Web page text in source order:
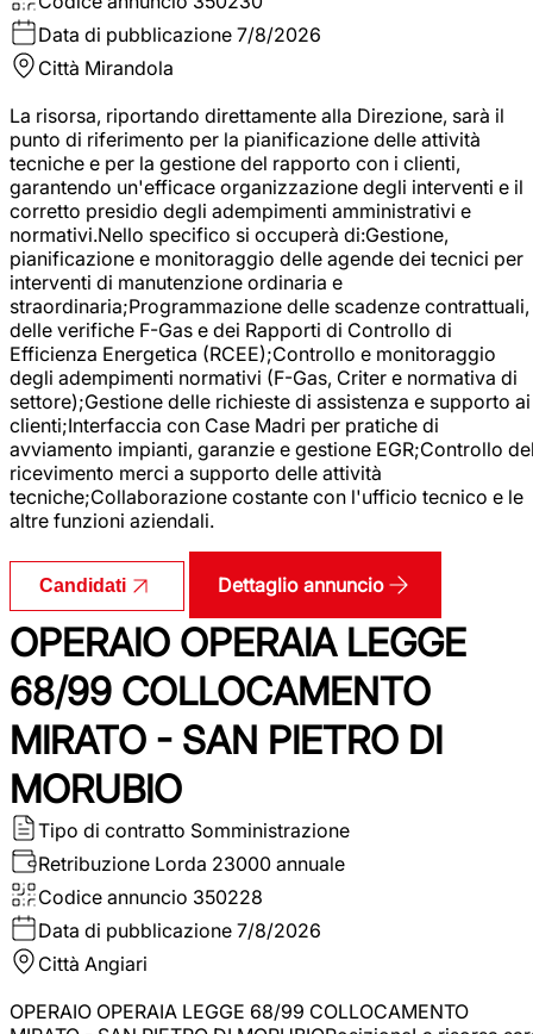
Data di pubblicazione 7/8/2026
Città Mirandola
La risorsa, riportando direttamente alla Direzione, sarà il
punto di riferimento per la pianificazione delle attività
tecniche e per la gestione del rapporto con i clienti,
garantendo un'efficace organizzazione degli interventi e il
corretto presidio degli adempimenti amministrativi e
normativi.Nello specifico si occuperà di:Gestione,
pianificazione e monitoraggio delle agende dei tecnici per
interventi di manutenzione ordinaria e
straordinaria;Programmazione delle scadenze contrattuali,
delle verifiche F-Gas e dei Rapporti di Controllo di
Efficienza Energetica (RCEE);Controllo e monitoraggio
degli adempimenti normativi (F-Gas, Criter e normativa di
settore);Gestione delle richieste di assistenza e supporto ai
clienti;Interfaccia con Case Madri per pratiche di
avviamento impianti, garanzie e gestione EGR;Controllo
ricevimento merci a supporto delle attività
tecniche;Collaborazione costante con l'ufficio tecnico e le
altre funzioni aziendali.
Candidati Dettaglio annuncio
OPERAIO OPERAIA LEGGE
68/99 COLLOCAMENTO
MIRATO - SAN PIETRO DI
MORUBIO
Tipo di contratto Somministrazione
Retribuzione Lorda 23000 annuale
Codice annuncio 350228
Data di pubblicazione 7/8/2026
Città Angiari
OPERAIO OPERAIA LEGGE 68/99 COLLOCAMENTO